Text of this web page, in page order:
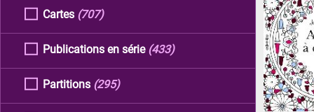
Cartes (707)
Publications en série (433)
Partitions (295)